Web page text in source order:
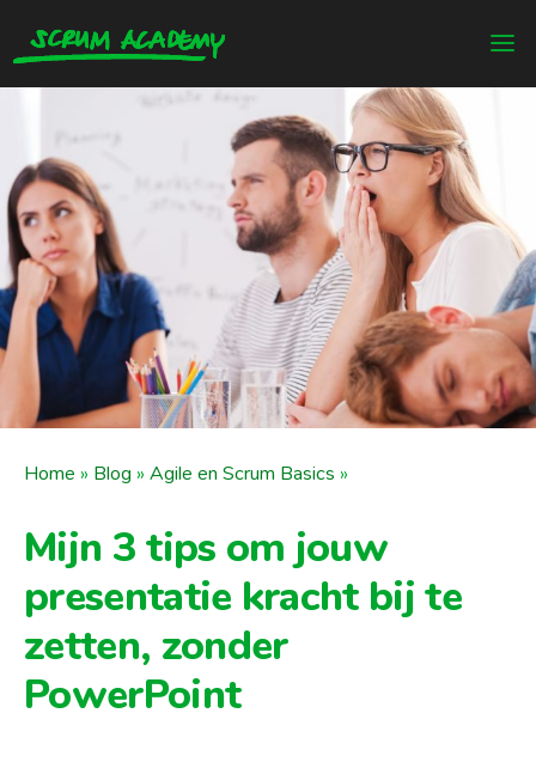
Home » Blog » Agile en Scrum Basics »
Mijn 3 tips om jouw
presentatie kracht bij te
zetten, zonder
PowerPoint